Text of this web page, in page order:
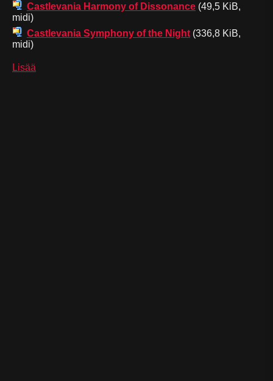
Castlevania Harmony of Dissonance (49,5 KiB,
midi)
Castlevania Symphony of the Night (336,8 KiB,
midi)
Lisää